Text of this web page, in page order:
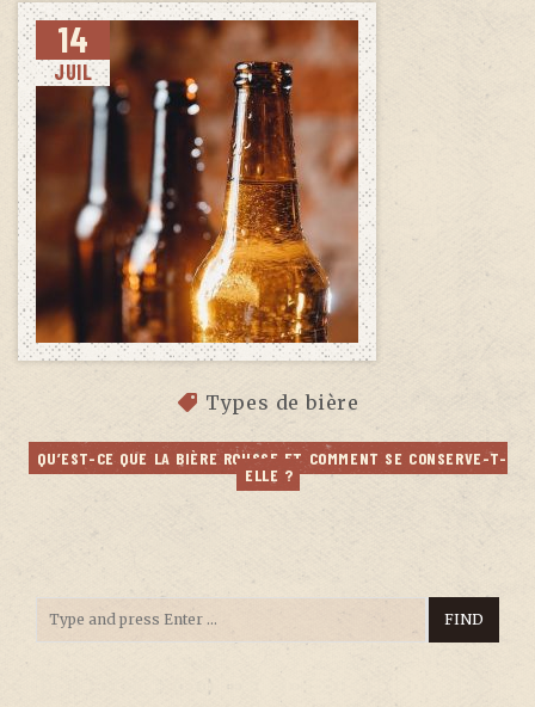
14
JUIL
Types de bière
QU’EST-CE QUE LA BIÈRE ROUSSE ET COMMENT SE CONSERVE-T-
ELLE ?